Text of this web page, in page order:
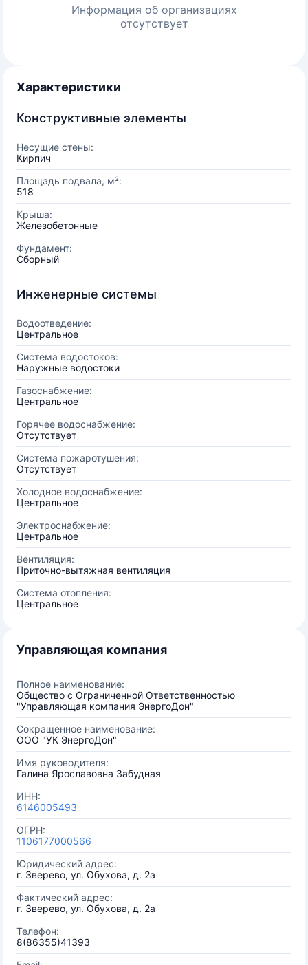
Информация об организациях
отсутствует
Характеристики
Конструктивные элементы
Несущие стены:
Кирпич
Площадь подвала, м²:
518
Крыша:
Железобетонные
Фундамент:
Сборный
Инженерные системы
Водоотведение:
Центральное
Система водостоков:
Наружные водостоки
Газоснабжение:
Центральное
Горячее водоснабжение:
Отсутствует
Система пожаротушения:
Отсутствует
Холодное водоснабжение:
Центральное
Электроснабжение:
Центральное
Вентиляция:
Приточно-вытяжная вентиляция
Система отопления:
Центральное
Управляющая компания
Полное наименование:
Общество с Ограниченной Ответственностью
"Управляющая компания ЭнергоДон"
Сокращенное наименование:
ООО "УК ЭнергоДон"
Имя руководителя:
Галина Ярославовна Забудная
ИНН:
6146005493
ОГРН:
1106177000566
Юридический адрес:
г. Зверево, ул. Обухова, д. 2а
Фактический адрес:
г. Зверево, ул. Обухова, д. 2а
Телефон:
8(86355)41393